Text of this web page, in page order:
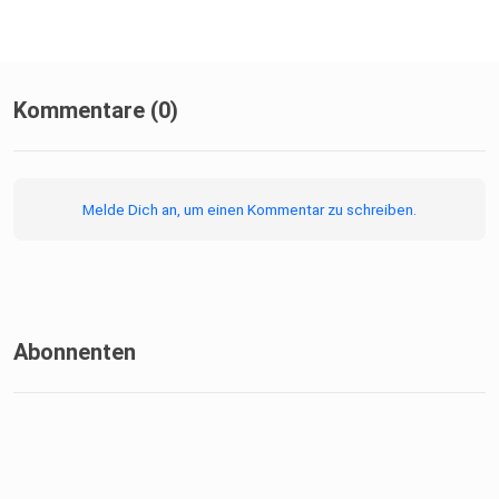
Kommentare (0)
Melde Dich an, um einen Kommentar zu schreiben.
Abonnenten